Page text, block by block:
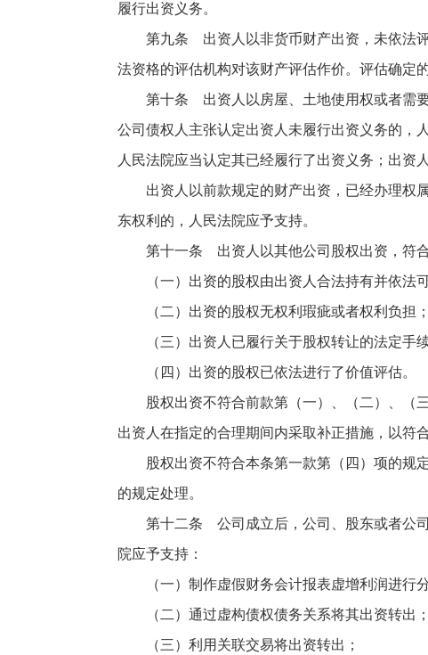
履行出资义务。
第九条 出资人以非货币财产出资，未依法评
法资格的评估机构对该财产评估作价。评估确定
第十条 出资人以房屋、土地使用权或者需要
公司债权人主张认定出资人未履行出资义务的，
人民法院应当认定其已经履行了出资义务；出资
出资人以前款规定的财产出资，已经办理权属
东权利的，人民法院应予支持。
第十一条 出资人以其他公司股权出资，符合
（一）出资的股权由出资人合法持有并依法可
（二）出资的股权无权利瑕疵或者权利负担；
（三）出资人已履行关于股权转让的法定手续
（四）出资的股权已依法进行了价值评估。
股权出资不符合前款第（一）、（二）、（三
出资人在指定的合理期间内采取补正措施，以符
股权出资不符合本条第一款第（四）项的规定
的规定处理。
第十二条 公司成立后，公司、股东或者公司
院应予支持：
（一）制作虚假财务会计报表虚增利润进行分
（二）通过虚构债权债务关系将其出资转出；
（三）利用关联交易将出资转出；